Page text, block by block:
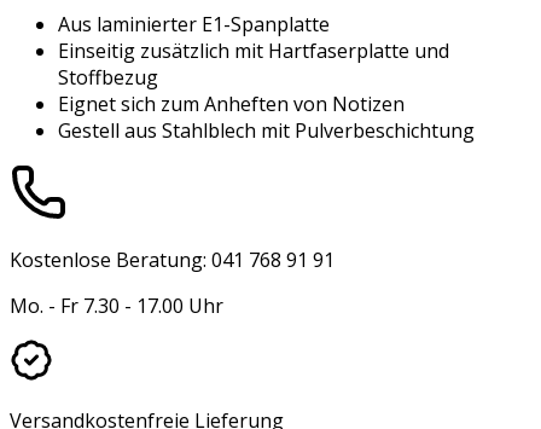
Aus laminierter E1-Spanplatte
Einseitig zusätzlich mit Hartfaserplatte und
Stoffbezug
Eignet sich zum Anheften von Notizen
Gestell aus Stahlblech mit Pulverbeschichtung
Kostenlose Beratung: 041 768 91 91
Mo. - Fr 7.30 - 17.00 Uhr
Versandkostenfreie Lieferung